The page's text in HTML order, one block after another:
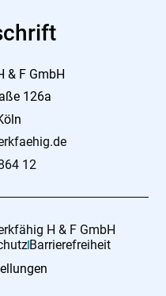
& F GmbH
126a
12
H & F GmbH
Barrierefreiheit